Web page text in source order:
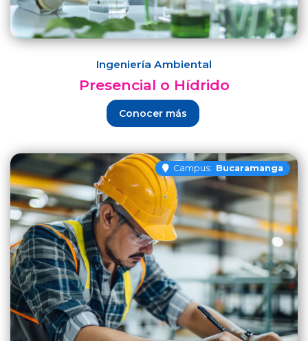
Ingeniería Ambiental
Presencial o Hídrido
Conocer más
Campus: Bucaramanga